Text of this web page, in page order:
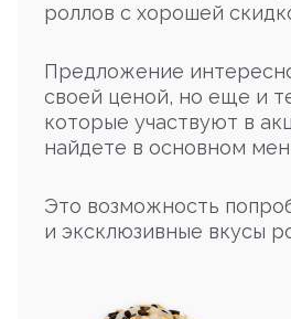
роллов с хорошей
Предложение
своей ценой, но еще и
которые участвуют в
найдете в основном
Это возможность
и эксклюзивные вкусы